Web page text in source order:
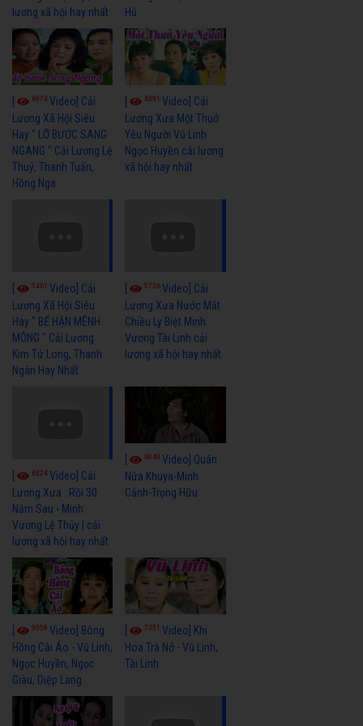
lương xã hội hay nhất
Hủ
6974Video] Cải
Lương Xã Hội Siêu
Hay " LỠ BƯỚC SANG
NGANG " Cải Lương Lệ
Thuỷ, Thanh Tuấn,
Hồng Nga
6391Video] Cải
Lương Xưa Một Thuở
Yêu Người Vũ Linh
Ngọc Huyền cải lương
xã hội hay nhất
5461 Video] Cải
Lương Xã Hội Siêu
Hay " BỂ HẬN MÊNH
MÔNG " Cải Lương
Kim Tử Long, Thanh
Ngân Hay Nhất
5736Video] Cải
Lương Xưa Nước Mắt
Chiều Ly Biệt Minh
Vương Tài Linh cải
lương xã hội hay nhất
6324Video] Cải
Lương Xưa : Rồi 30
Năm Sau - Minh
Vương Lệ Thủy | cải
lương xã hội hay nhất
6040Video] Quán
Nửa Khuya-Minh
Cảnh-Trọng Hữu
9058 Video] Bông
Hồng Cài Áo - Vũ Linh,
Ngọc Huyền, Ngọc
Giàu, Diệp Lang
7351Video] Khi
Hoa Trà Nở - Vũ Linh,
Tài Linh